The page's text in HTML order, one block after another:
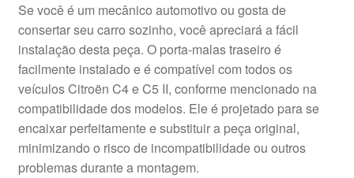
Se você é um mecânico automotivo ou gosta de
consertar seu carro sozinho, você apreciará a fácil
instalação desta peça. O porta-malas traseiro é
facilmente instalado e é compatível com todos os
veículos Citroën C4 e C5 II, conforme mencionado na
compatibilidade dos modelos. Ele é projetado para se
encaixar perfeitamente e substituir a peça original,
minimizando o risco de incompatibilidade ou outros
problemas durante a montagem.